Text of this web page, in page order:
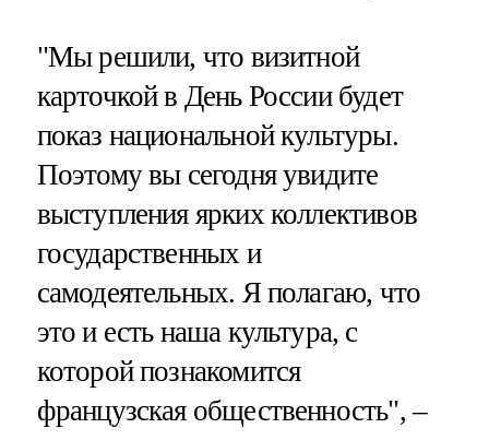
"Мы решили, что визитной
карточкой в День России будет
показ национальной культуры.
Поэтому вы сегодня увидите
выступления ярких коллективов
государственных и
самодеятельных. Я полагаю, что
это и есть наша культура, с
которой познакомится
французская общественность", –